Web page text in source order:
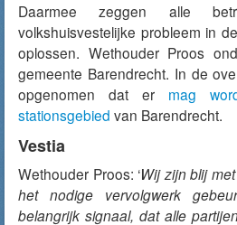
Daarmee zeggen alle
volkshuisvestelijke probleem in
oplossen. Wethouder Proos
gemeente Barendrecht. In de
opgenomen dat er mag
stationsgebied van Barendrecht.
Vestia
Wethouder Proos: ‘Wij zijn blij
het nodige vervolgwerk
belangrijk signaal, dat alle